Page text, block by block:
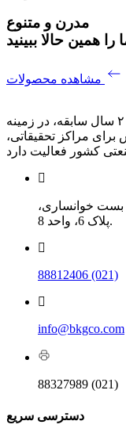
مدرن و متنوع
همین حالا ببینید
شرکت بهینه کالا گستر، با بیش از ۲۰ سال سابقه، در زمینه
برای مراکز تحقیقاتی،
بست خوانساری،
پلاک 6، واحد 8.
88812406 (021)
info@bkgco.com
88327989 (021)
دسترسی سریع